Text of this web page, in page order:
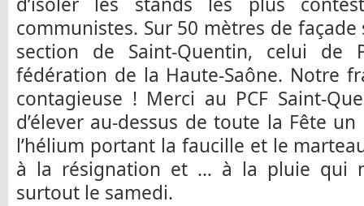
communistes. Sur 50 mètres de
section de Saint-Quentin, celui
fédération de la Haute-Saône. Notre
contagieuse ! Merci au PCF Saint-
d’élever au-dessus de toute la Fête
l’hélium portant la faucille et le
à la résignation et … à la pluie qui
surtout le samedi.